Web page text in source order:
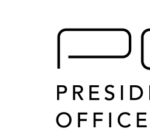
共演がSNSで大きな話題とな
を浴びました。プライベート
鑑賞など多彩な趣味を持ち、X
人、Instagramでは8.6万人のフ
在）今回、榎本さんにインタ